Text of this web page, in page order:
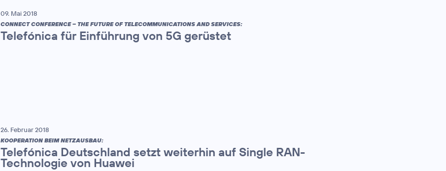
09. Mai 2018
CONNECT CONFERENCE – THE FUTURE OF TELECOMMUNICATIONS AND SERVICES:
Telefónica für Einführung von 5G gerüstet
26. Februar 2018
KOOPERATION BEIM NETZAUSBAU:
Telefónica Deutschland setzt weiterhin auf Single RAN-
Technologie von Huawei